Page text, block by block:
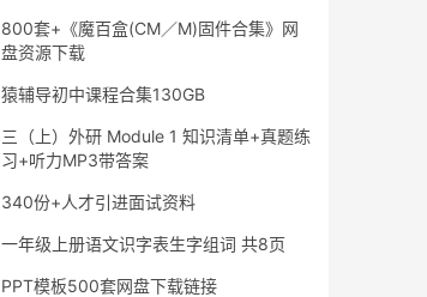
800套+《魔百盒(CM／M)固件合集》网
盘资源下载
猿辅导初中课程合集130GB
三（上）外研 Module 1 知识清单+真题练
习+听力MP3带答案
340份+人才引进面试资料
一年级上册语文识字表生字组词 共8页
PPT模板500套网盘下载链接